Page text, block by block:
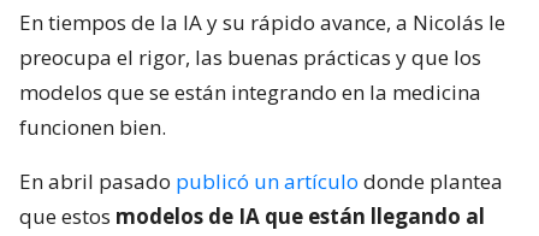
En tiempos de la IA y su rápido avance, a Nicolás le
preocupa el rigor, las buenas prácticas y que los
modelos que se están integrando en la medicina
funcionen bien.
En abril pasado publicó un artículo donde plantea
que estos modelos de IA que están llegando al